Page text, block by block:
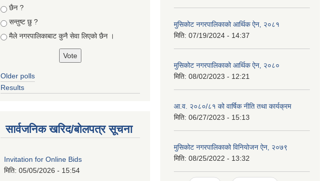
छैन ?
सन्तुष्ट छु ?
मैले नगरपालिकाबाट कुनै सेवा लिएकाे छैन ।
Older polls
Results
सार्वजनिक खरिद/बोलपत्र सूचना
Invitation for Online Bids
मिति: 05/05/2026 - 15:54
मुसिकोट नगरपालिकाको आर्थिक ऐन, २०८१
मिति: 07/19/2024 - 14:37
मुसिकोट नगरपालिकाको आर्थिक ऐन, २०८०
मिति: 08/02/2023 - 12:21
आ.व. २०८०/८१ को वार्षिक नीति तथा कार्यक्रम
मिति: 06/27/2023 - 15:13
मुसिकोट नगरपालिकाको विनियोजन ऐन, २०७९
मिति: 08/25/2022 - 13:32